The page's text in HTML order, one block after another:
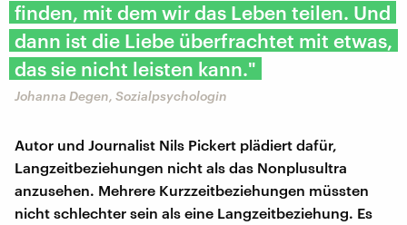
finden, mit dem wir das Leben teilen. Und
dann ist die Liebe überfrachtet mit etwas,
das sie nicht leisten kann."
Johanna Degen, Sozialpsychologin
Autor und Journalist Nils Pickert plädiert dafür,
Langzeitbeziehungen nicht als das Nonplusultra
anzusehen. Mehrere Kurzzeitbeziehungen müssten
nicht schlechter sein als eine Langzeitbeziehung. Es